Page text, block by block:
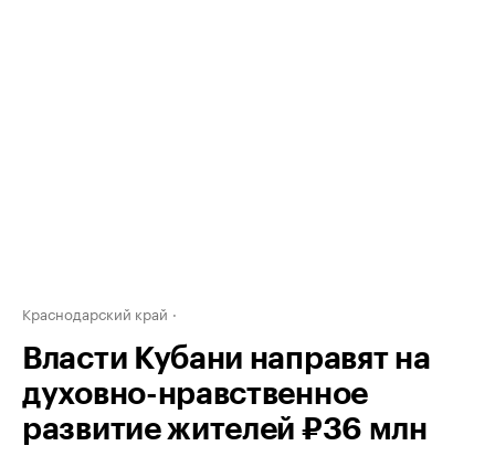
Краснодарский край
Власти Кубани направят на
духовно-нравственное
развитие жителей ₽36 млн